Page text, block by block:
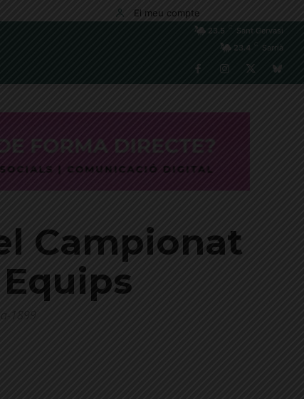
El meu compte
23.5
Sant Gervasi
23.4
Sarrià
Campionat
1899